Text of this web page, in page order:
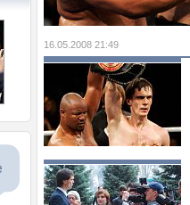
16.05.2008 21:49